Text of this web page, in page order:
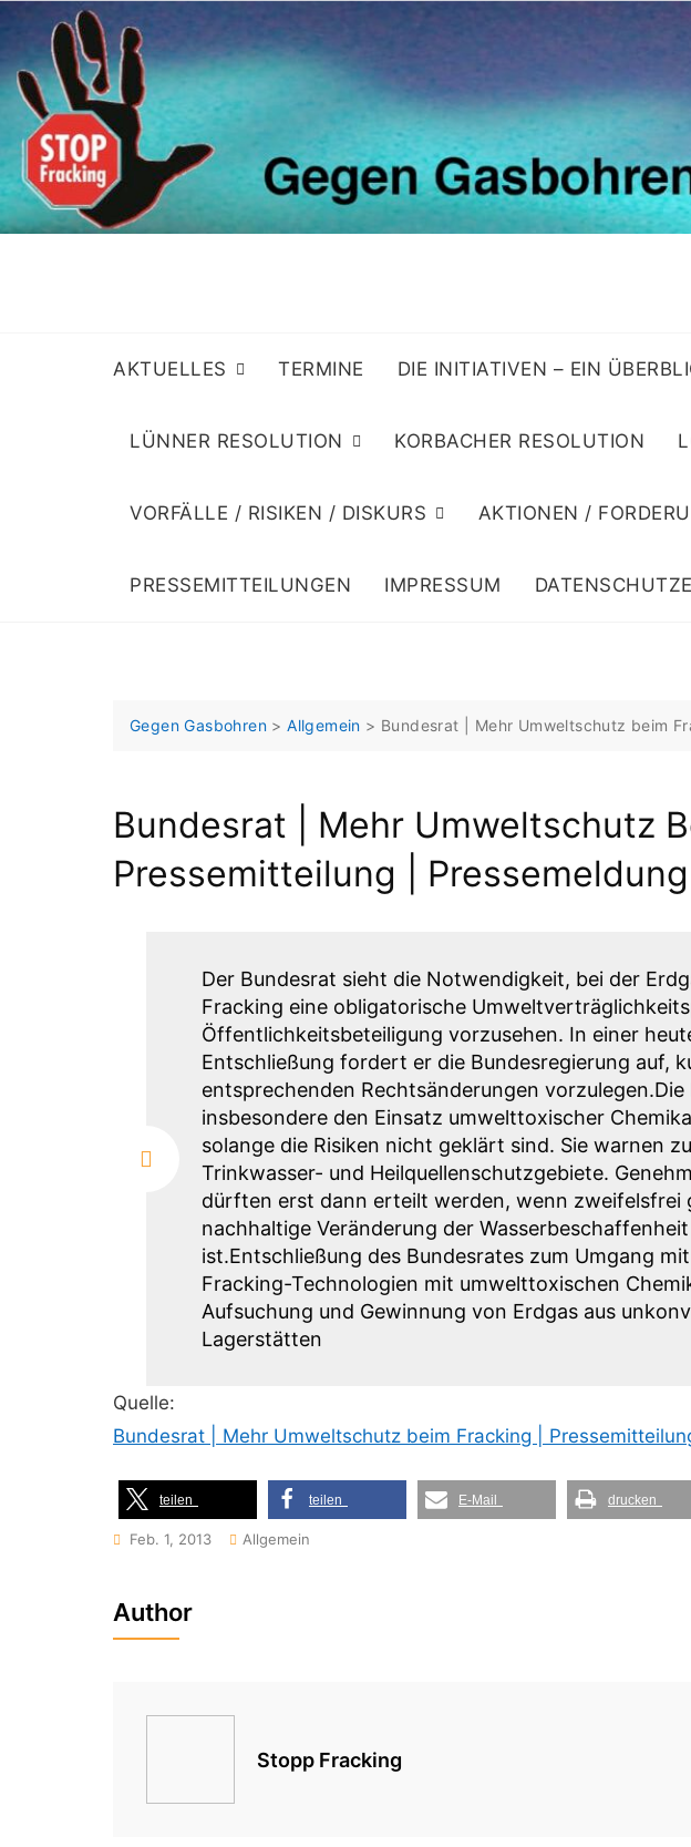
content
AKTUELLES TERMINE DIE INITIATIVEN – EIN
LÜNNER RESOLUTION KORBACHER RESOLUTION
VORFÄLLE / RISIKEN / DISKURS AKTIONEN /
PRESSEMITTEILUNGEN IMPRESSUM
Gegen Gasbohren >Allgemein > Bundesrat | Mehr Umweltschutz beim
Bundesrat | Mehr Umweltschutz
Pressemitteilung | Pressemeldung
Der Bundesrat sieht die Notwendigkeit, bei der
Fracking eine obligatorische
Öffentlichkeitsbeteiligung vorzusehen. In einer
Entschließung fordert er die Bundesregierung auf,
entsprechenden Rechtsänderungen vorzulegen.Die
insbesondere den Einsatz umwelttoxischer
solange die Risiken nicht geklärt sind. Sie warnen
Trinkwasser- und Heilquellenschutzgebiete.
dürften erst dann erteilt werden, wenn zweifelsfrei
nachhaltige Veränderung der
ist.Entschließung des Bundesrates zum Umgang
Fracking-Technologien mit umwelttoxischen
Aufsuchung und Gewinnung von Erdgas aus
Lagerstätten
Quelle:
Bundesrat | Mehr Umweltschutz beim Fracking |
teilen teilen E-Mail drucken
Feb. 1, 2013 Allgemein
Author
Stopp Fracking